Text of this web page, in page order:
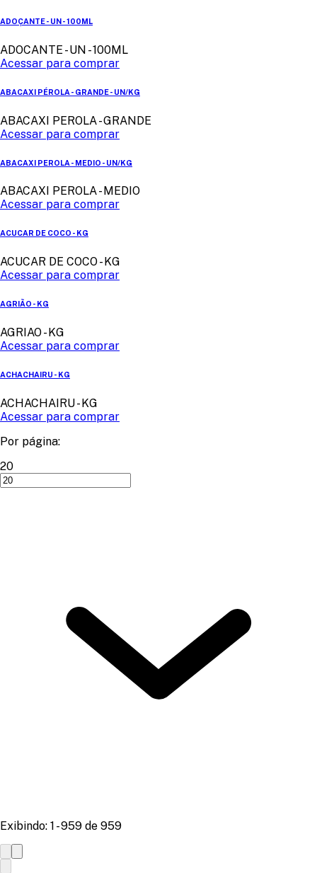
ADOÇANTE - UN - 100ML
ADOCANTE - UN - 100ML
Acessar para comprar
ABACAXI PÉROLA - GRANDE - UN/KG
ABACAXI PEROLA - GRANDE
Acessar para comprar
ABACAXI PEROLA - MEDIO - UN/KG
ABACAXI PEROLA - MEDIO
Acessar para comprar
ACUCAR DE COCO - KG
ACUCAR DE COCO - KG
Acessar para comprar
AGRIÃO - KG
AGRIAO - KG
Acessar para comprar
ACHACHAIRU - KG
ACHACHAIRU - KG
Acessar para comprar
Por página:
20
Exibindo: 1 - 959 de 959